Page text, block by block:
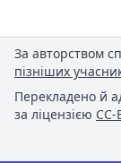
За авторством
пізніших
Перекладено й
за ліцензією CC-